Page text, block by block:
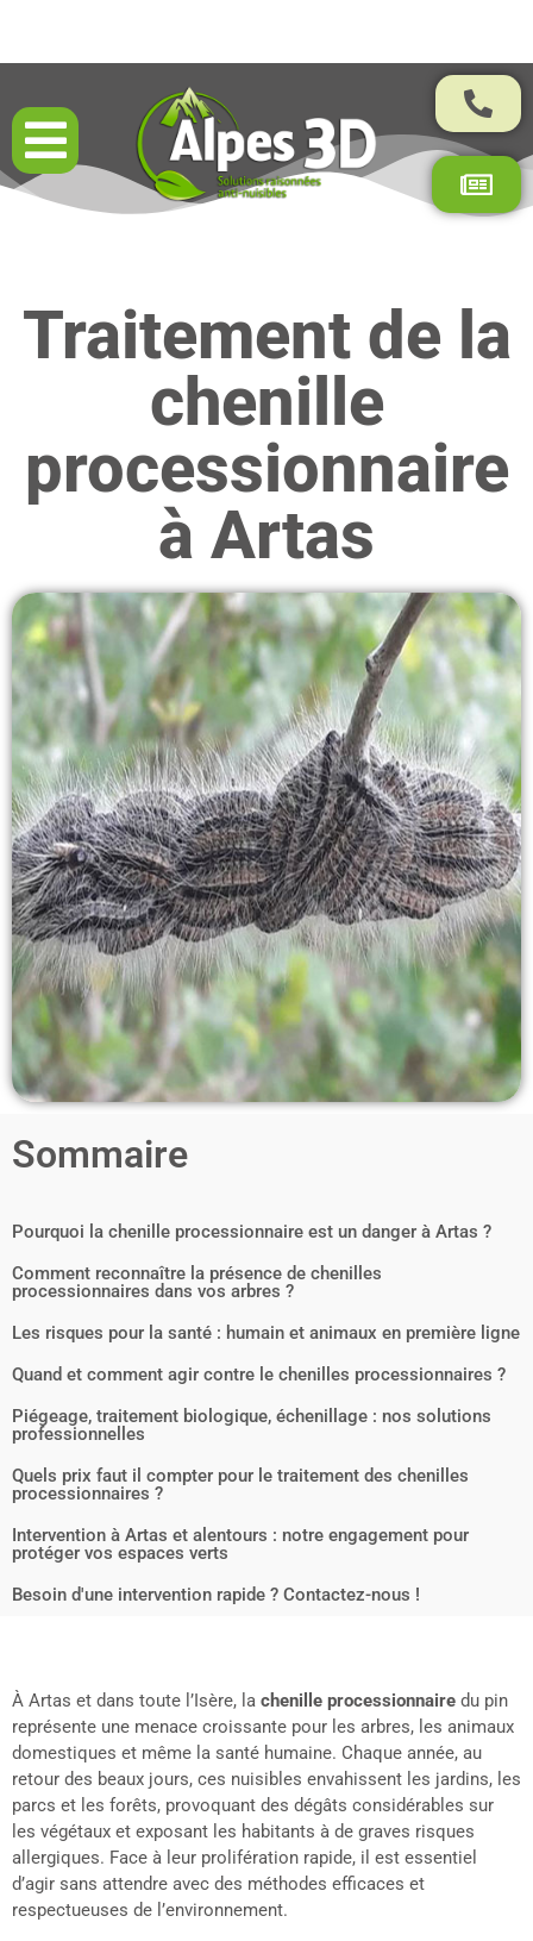
Résultats garantis par contrat
Traitement de la
chenille
processionnaire
à Artas
Sommaire
Pourquoi la chenille processionnaire est un danger à Artas ?
Comment reconnaître la présence de chenilles
processionnaires dans vos arbres ?
Les risques pour la santé : humain et animaux en première ligne
Quand et comment agir contre le chenilles processionnaires ?
Piégeage, traitement biologique, échenillage : nos solutions
professionnelles
Quels prix faut il compter pour le traitement des chenilles
processionnaires ?
Intervention à Artas et alentours : notre engagement pour
protéger vos espaces verts
Besoin d'une intervention rapide ? Contactez-nous !
À Artas et dans toute l’Isère, la chenille processionnaire du pin
représente une menace croissante pour les arbres, les animaux
domestiques et même la santé humaine. Chaque année, au
retour des beaux jours, ces nuisibles envahissent les jardins, les
parcs et les forêts, provoquant des dégâts considérables sur
les végétaux et exposant les habitants à de graves risques
allergiques. Face à leur prolifération rapide, il est essentiel
d’agir sans attendre avec des méthodes efficaces et
respectueuses de l’environnement.